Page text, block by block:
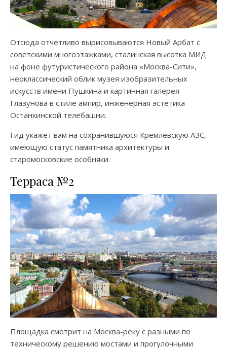
Отсюда отчетливо вырисовываются Новый Арбат с
советскими многоэтажками, сталинская высотка МИД
на фоне футуристического района «Москва-Сити»,
неоклассический облик музея изобразительных
искусств имени Пушкина и картинная галерея
Глазунова в стиле ампир, инженерная эстетика
Останкинской телебашни.
Гид укажет вам на сохранившуюся Кремлёвскую АЗС,
имеющую статус памятника архитектуры и
старомосковские особняки.
Терраса №2
Площадка смотрит на Москва-реку с разными по
техническому решению мостами и прогулочными